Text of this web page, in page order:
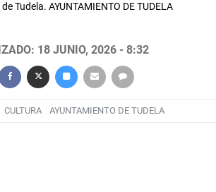
Tudela. AYUNTAMIENTO DE TUDELA
18 JUNIO, 2026 - 8:32
CULTURA AYUNTAMIENTO DE TUDELA